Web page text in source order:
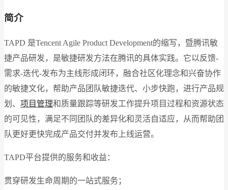
简介
TAPD 是Tencent Agile Product Development的缩写，暨腾讯敏
捷产品研发，是敏捷研发方法在腾讯的具体实践。它以反馈-
需求-迭代-发布为主线形成闭环，融合社区化理念和兴奋协作
的敏捷文化，帮助产品团队敏捷迭代、小步快跑，进行产品规
划、 项目管理和质量跟踪等研发工作提升项目过程和资源状态
的可见性，满足不同团队的差异化和灵活自适应，从而帮助团
队更好更快完成产品交付并发布上线运营。
TAPD平台提供的服务和收益：
贯穿研发生命周期的一站式服务；